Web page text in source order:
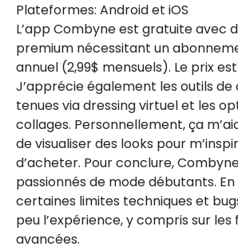
Plateformes: Android et iOS
L’app Combyne est gratuite avec
premium nécessitant un
annuel (2,99$ mensuels). Le prix
J’apprécie également les outils
tenues via dressing virtuel et les
collages. Personnellement, ça
de visualiser des looks pour
d’acheter. Pour conclure,
passionnés de mode débutants.
certaines limites techniques et
peu l’expérience, y compris sur
avancées.